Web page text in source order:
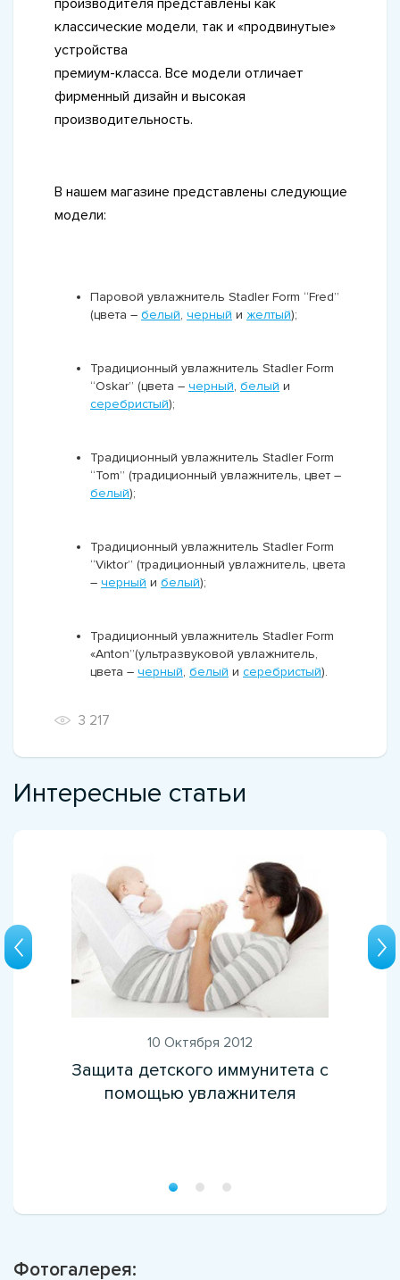
производителя представлены как
классические модели, так и «продвинутые»
устройства
премиум-класса. Все модели отличает
фирменный дизайн и высокая
производительность.
В нашем магазине представлены следующие
модели:
Паровой увлажнитель Stadler Form “Fred”
(цвета – белый, черный и желтый);
Традиционный увлажнитель Stadler Form
“Oskar” (цвета – черный, белый и
серебристый);
Традиционный увлажнитель Stadler Form
“Tom” (традиционный увлажнитель, цвет –
белый);
Традиционный увлажнитель Stadler Form
“Viktor” (традиционный увлажнитель, цвета
– черный и белый);
Традиционный увлажнитель Stadler Form
«Anton”(ультразвуковой увлажнитель,
цвета – черный, белый и серебристый).
3 217
Интересные статьи
10 Октября 2012
Защита детского иммунитета с
помощью увлажнителя
Фотогалерея: